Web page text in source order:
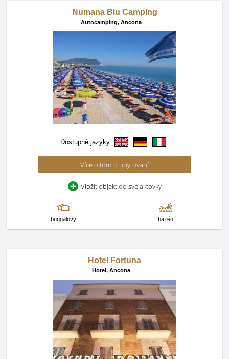
Numana Blu Camping
Autocamping, Ancona
Dostupné jazyky:
Více o tomto ubytování
Vložit objekt do své aktovky
bungalovy bazén
Hotel Fortuna
Hotel, Ancona